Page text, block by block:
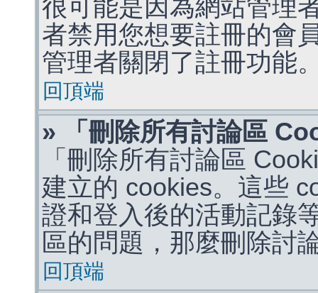
很可能是因為網站管理
者禁用您想要註冊的會
管理者關閉了註冊功能
回頂端
» 「刪除所有討論區
「刪除所有討論區
建立的 cookies。這些
證和登入後的活動記錄
區的問題，那麼刪除討
回頂端